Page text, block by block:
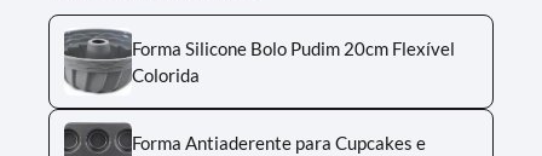
Forma Silicone Bolo Pudim 20cm Flexível
Colorida
Forma Antiaderente para Cupcakes e